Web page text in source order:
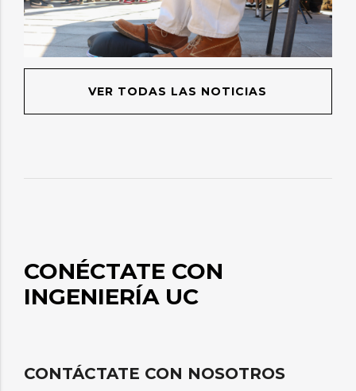
VER TODAS LAS NOTICIAS
CONÉCTATE CON
INGENIERÍA UC
CONTÁCTATE CON NOSOTROS